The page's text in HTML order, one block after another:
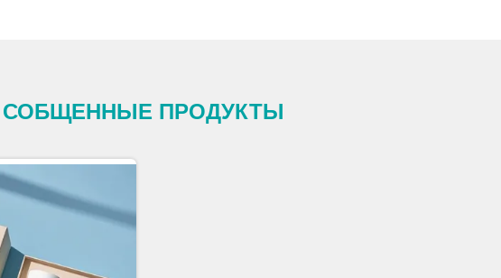
СОБЩЕННЫЕ ПРОДУКТЫ